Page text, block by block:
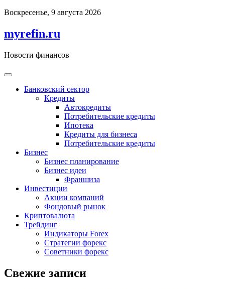
Перейти
содержимому
Воскресенье, 9 августа 2026
myrefin.ru
Новости финансов
Банковский сектор
Кредиты
Автокредиты
Потребительские кредиты
Ипотека
Кредиты для бизнеса
Потребительские кредиты
Бизнес
Бизнес планирование
Бизнес идеи
Франшиза
Инвестиции
Акции компаний
Фондовый рынок
Криптовалюта
Трейдинг
Индикаторы Forex
Стратегии форекс
Советники форекс
Свежие записи